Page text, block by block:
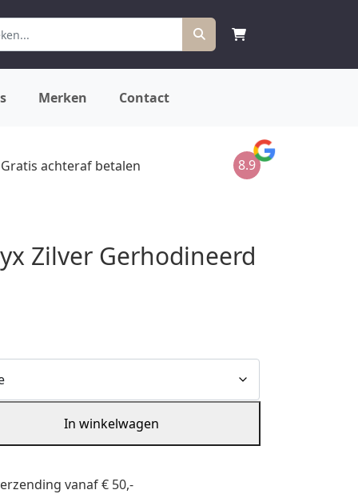
Merken Contact
Gratis achteraf betalen 8.9
Zilver Gerhodineerd
In winkelwagen
vanaf € 50,-